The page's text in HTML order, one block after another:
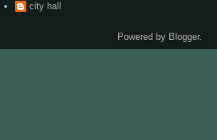
city hall
Powered by Blogger.